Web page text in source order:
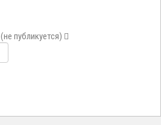
(не публикуется)